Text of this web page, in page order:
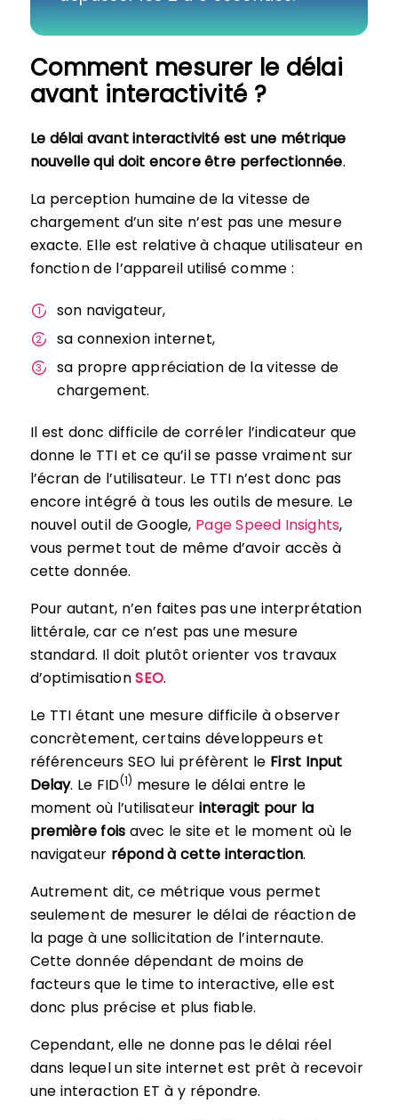
Comment mesurer le délai
avant interactivité ?
Le délai avant interactivité est une métrique
nouvelle qui doit encore être perfectionnée.
La perception humaine de la vitesse de
chargement d’un site n’est pas une mesure
exacte. Elle est relative à chaque utilisateur en
fonction de l’appareil utilisé comme :
son navigateur,
sa connexion internet,
sa propre appréciation de la vitesse de
chargement.
Il est donc difficile de corréler l’indicateur que
donne le TTI et ce qu’il se passe vraiment sur
l’écran de l’utilisateur. Le TTI n’est donc pas
encore intégré à tous les outils de mesure. Le
nouvel outil de Google, Page Speed Insights,
vous permet tout de même d’avoir accès à
cette donnée.
Pour autant, n’en faites pas une interprétation
littérale, car ce n’est pas une mesure
standard. Il doit plutôt orienter vos travaux
d’optimisationSEO.
Le TTI étant une mesure difficile à observer
concrètement, certains développeurs et
référenceurs SEO lui préfèrent le First Input
Delay. Le FID(1) mesure le délai entre le
moment où l’utilisateur interagit pour la
première fois avec le site et le moment où le
navigateur répond à cette interaction.
Autrement dit, ce métrique vous permet
seulement de mesurer le délai de réaction de
la page à une sollicitation de l’internaute.
Cette donnée dépendant de moins de
facteurs que le time to interactive, elle est
donc plus précise et plus fiable.
Cependant, elle ne donne pas le délai réel
dans lequel un site internet est prêt à recevoir
une interaction ET à y répondre.